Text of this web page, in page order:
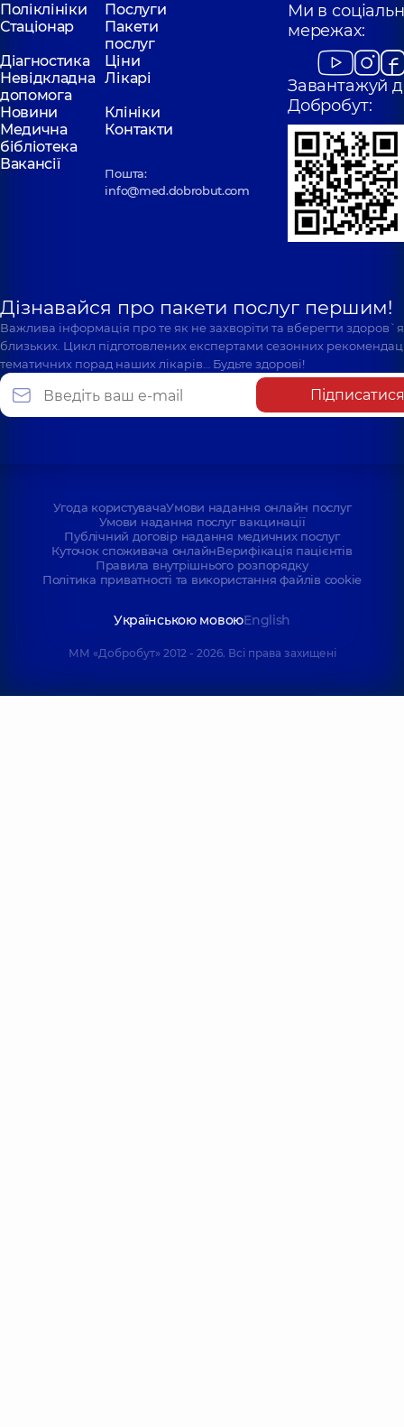
Поліклініки
Послуги
Стаціонар
Пакети
послуг
Діагностика
Ціни
Невідкладна
допомога
Лікарі
Новини
Клініки
Медична
бібліотека
Контакти
Вакансії
Пошта:
info@med.dobrobut.com
Ми в
мережах:
Завантажуй
Добробут:
Дізнавайся про пакети послуг першим!
Важлива інформація про те як не захворіти та вберегти
близьких. Цикл підготовлених експертами сезонних
тематичних порад наших лікарів… Будьте здорові!
Підписатися
Угода користувачаУмови надання онлайн послуг
Умови надання послуг вакцинації
Публічний договір надання медичних послуг
Куточок споживача онлайнВерифікація пацієнтів
Правила внутрішнього розпорядку
Політика приватності та використання файлів cookie
Українською мовоюEnglish
ММ «Добробут» 2012 - 2026. Всі права захищені